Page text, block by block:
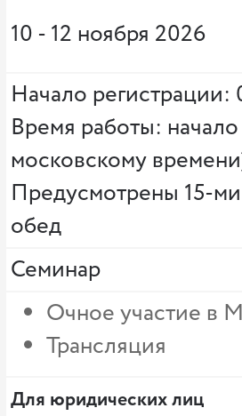
10 - 12 ноября 2026
Начало
Время работы:
московскому
Предусмотрены 15-
обед
Семинар
Очное участие в
Трансляция
Для юридических лиц